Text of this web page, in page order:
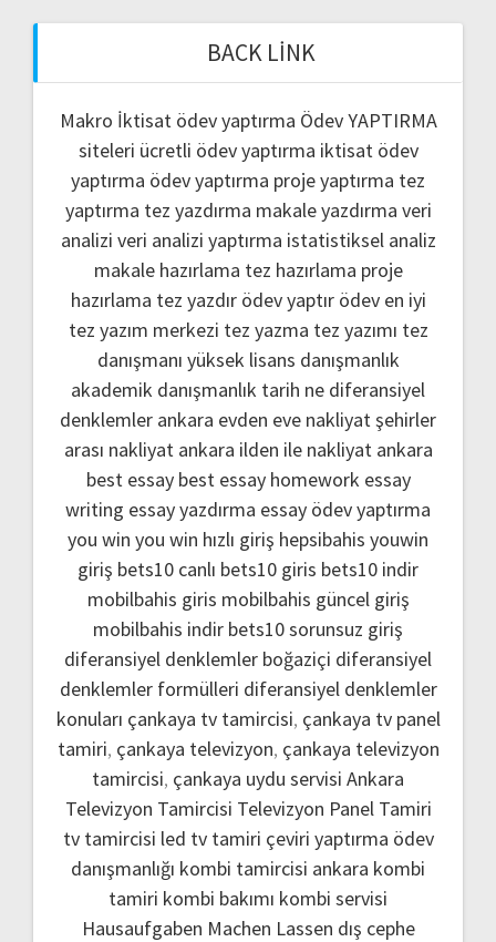
BACK LINK
Makro İktisat ödev yaptırma Ödev YAPTIRMA
siteleri ücretli ödev yaptırma iktisat ödev
yaptırma ödev yaptırma proje yaptırma tez
yaptırma tez yazdırma makale yazdırma veri
analizi veri analizi yaptırma istatistiksel analiz
makale hazırlama tez hazırlama proje
hazırlama tez yazdır ödev yaptır ödev en iyi
tez yazım merkezi tez yazma tez yazımı tez
danışmanı yüksek lisans danışmanlık
akademik danışmanlık tarih ne diferansiyel
denklemler ankara evden eve nakliyatşehirler
arası nakliyat ankara ilden ile nakliyat ankara
best essay best essay homework essay
writing essay yazdırma essay ödev yaptırma
you win you win hızlı giriş hepsibahis youwin
giriş bets10 canlı bets10 giris bets10 indir
mobilbahis giris mobilbahis güncel giriş
mobilbahis indir bets10 sorunsuz giriş
diferansiyel denklemler boğaziçi diferansiyel
denklemler formülleri diferansiyel denklemler
konuları çankaya tv tamircisi, çankaya tv panel
tamiri, çankaya televizyon, çankaya televizyon
tamircisi, çankaya uydu servisi Ankara
Televizyon Tamircisi Televizyon Panel Tamiri
tv tamircisi led tv tamiri çeviri yaptırma ödev
danışmanlığı kombi tamircisi ankara kombi
tamiri kombi bakımı kombi servisi
Hausaufgaben Machen Lassen dış cephe